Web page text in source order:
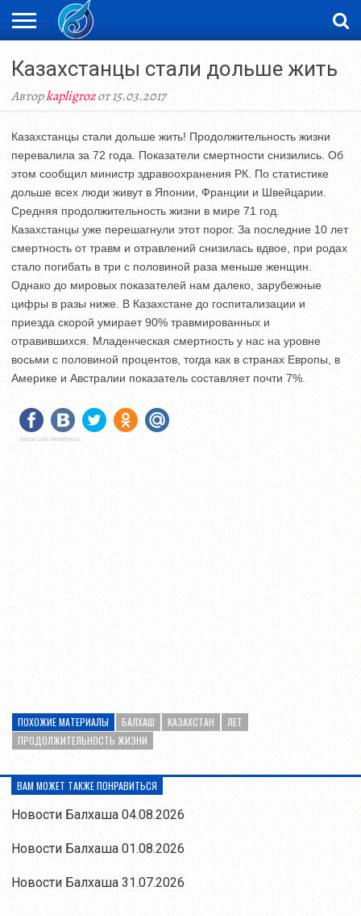
НОВОСТИ
ВИДЕО
ФОТОРЕПОРТАЖИ
ОРКЕН
Казахстанцы стали дольше жить
Авторkapligrozот 15.03.2017
Казахстанцы стали дольше жить! Продолжительность жизни
перевалила за 72 года. Показатели смертности снизились. Об
этом сообщил министр здравоохранения РК. По статистике
дольше всех люди живут в Японии, Франции и Швейцарии.
Средняя продолжительность жизни в мире 71 год.
Казахстанцы уже перешагнули этот порог. За последние 10 лет
смертность от травм и отравлений снизилась вдвое, при родах
стало погибать в три с половиной раза меньше женщин.
Однако до мировых показателей нам далеко, зарубежные
цифры в разы ниже. В Казахстане до госпитализации и
приезда скорой умирает 90% травмированных и
отравившихся. Младенческая смертность у нас на уровне
восьми с половиной процентов, тогда как в странах Европы, в
Америке и Австралии показатель составляет почти 7%.
Social Like WordPress
ПОХОЖИЕ МАТЕРИАЛЫ БАЛХАШ КАЗАХСТАН
ЛЕТ
ПРОДОЛЖИТЕЛЬНОСТЬ ЖИЗНИ
ВАМ МОЖЕТ ТАКЖЕ ПОНРАВИТЬСЯ
Новости Балхаша 04.08.2026
Новости Балхаша 01.08.2026
Новости Балхаша 31.07.2026